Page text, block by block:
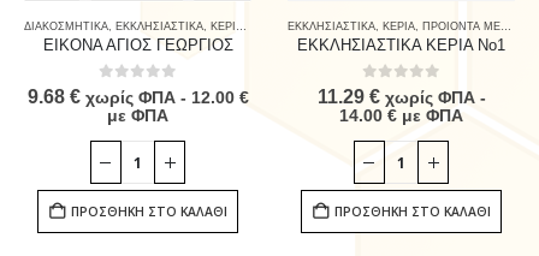
ΔΙΑΚΟΣΜΗΤΙΚΑ ΕΚΚΛΗΣΙΑΣΤΙΚΑ ΚΕΡΙΑ ΠΡΟΙΟΝΤΑ ΜΕΛΙΣΣΑΣ & ΚΑΤΑΝΑΛΩΤΗ
ΕΙΚΟΝΑ ΑΓΙΟΣ ΓΕΩΡΓΙΟΣ
out of 5
9.68 € χωρίς ΦΠΑ - 12.00 €
με ΦΠΑ
ΠΡΟΣΘΉΚΗ ΣΤΟ ΚΑΛΆΘΙ
ΕΚΚΛΗΣΙΑΣΤΙΚΑ ΚΕΡΙΑ ΠΡΟΙΟΝΤΑ ΜΕΛΙΣΣΑΣ & ΚΑΤΑΝΑΛΩΤΗ
ΕΚΚΛΗΣΙΑΣΤΙΚΑ ΚΕΡΙΑ Νο1
0out of 5
11.29 € χωρίς ΦΠΑ -
14.00 € με ΦΠΑ
ΠΡΟΣΘΉΚΗ ΣΤΟ ΚΑΛΆΘΙ